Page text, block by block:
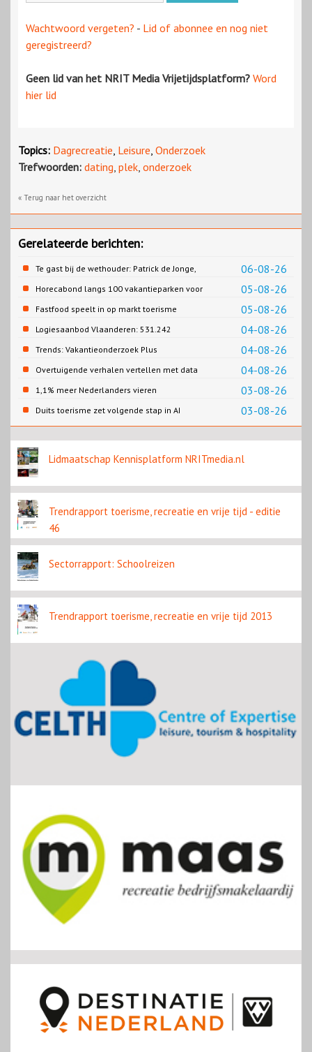
Wachtwoord vergeten? - Lid of abonnee en nog niet
geregistreerd?
Geen lid van het NRIT Media Vrijetijdsplatform? Word
hier lid
Topics: Dagrecreatie, Leisure, Onderzoek
Trefwoorden: dating, plek, onderzoek
« Terug naar het overzicht
Gerelateerde berichten:
06-08-26
Te gast bij de wethouder: Patrick de Jonge,
Gemeente Emmen
05-08-26
Horecabond langs 100 vakantieparken voor
Cao-recreatie
05-08-26
Fastfood speelt in op markt toerisme
04-08-26
Logiesaanbod Vlaanderen: 531.242
slaapplaatsen
04-08-26
Trends: Vakantieonderzoek Plus
04-08-26
Overtuigende verhalen vertellen met data
03-08-26
1,1% meer Nederlanders vieren
zomervakantie in Turkije
03-08-26
Duits toerisme zet volgende stap in AI
content
Lidmaatschap Kennisplatform NRITmedia.nl
Trendrapport toerisme, recreatie en vrije tijd - editie
46
Sectorrapport: Schoolreizen
Trendrapport toerisme, recreatie en vrije tijd 2013